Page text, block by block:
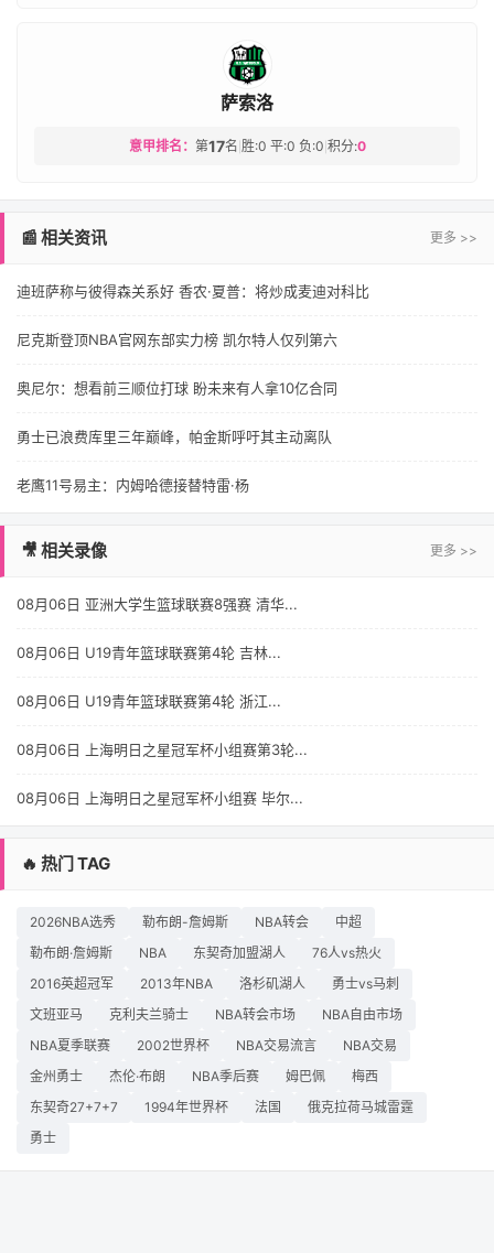
萨索洛
意甲排名： 第17名 胜:0 平:0 负:0 积分:0
📰 相关资讯 更多 >>
迪班萨称与彼得森关系好 香农·夏普：将炒成麦迪对科比
尼克斯登顶NBA官网东部实力榜 凯尔特人仅列第六
奥尼尔：想看前三顺位打球 盼未来有人拿10亿合同
勇士已浪费库里三年巅峰，帕金斯呼吁其主动离队
老鹰11号易主：内姆哈德接替特雷·杨
🎥 相关录像 更多 >>
08月06日 亚洲大学生篮球联赛8强赛 清华...
08月06日 U19青年篮球联赛第4轮 吉林...
08月06日 U19青年篮球联赛第4轮 浙江...
08月06日 上海明日之星冠军杯小组赛第3轮...
08月06日 上海明日之星冠军杯小组赛 毕尔...
🔥 热门 TAG
2026NBA选秀 勒布朗-詹姆斯 NBA转会
中超
勒布朗·詹姆斯
NBA 东契奇加盟湖人
76人vs热火
2016英超冠军
2013年NBA 洛杉矶湖人
勇士vs马刺
文班亚马
克利夫兰骑士 NBA转会市场
NBA自由市场
NBA夏季联赛
2002世界杯 NBA交易流言
NBA交易
金州勇士
杰伦·布朗 NBA季后赛 姆巴佩
梅西
东契奇27+7+7
1994年世界杯 法国
俄克拉荷马城雷霆
勇士